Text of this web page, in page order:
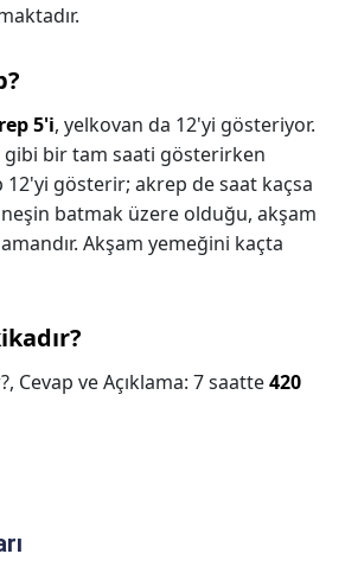
5'i, yelkovan da 12'yi gösteriyor.
gibi bir tam saati gösterirken
12'yi gösterir; akrep de saat kaçsa
batmak üzere olduğu, akşam
Akşam yemeğini kaçta
Cevap ve Açıklama: 7 saatte420